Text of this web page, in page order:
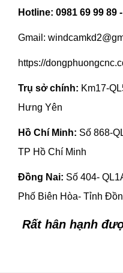
Hotline: 0981 69 99 89
Gmail:
https://
Trụ sở chính: Km17-
Hưng Yên
Hồ Chí Minh: Số 868-
TP Hồ Chí Minh
Đồng Nai: Số 404-
Phố Biên Hòa- Tỉnh
Rất hân hạnh